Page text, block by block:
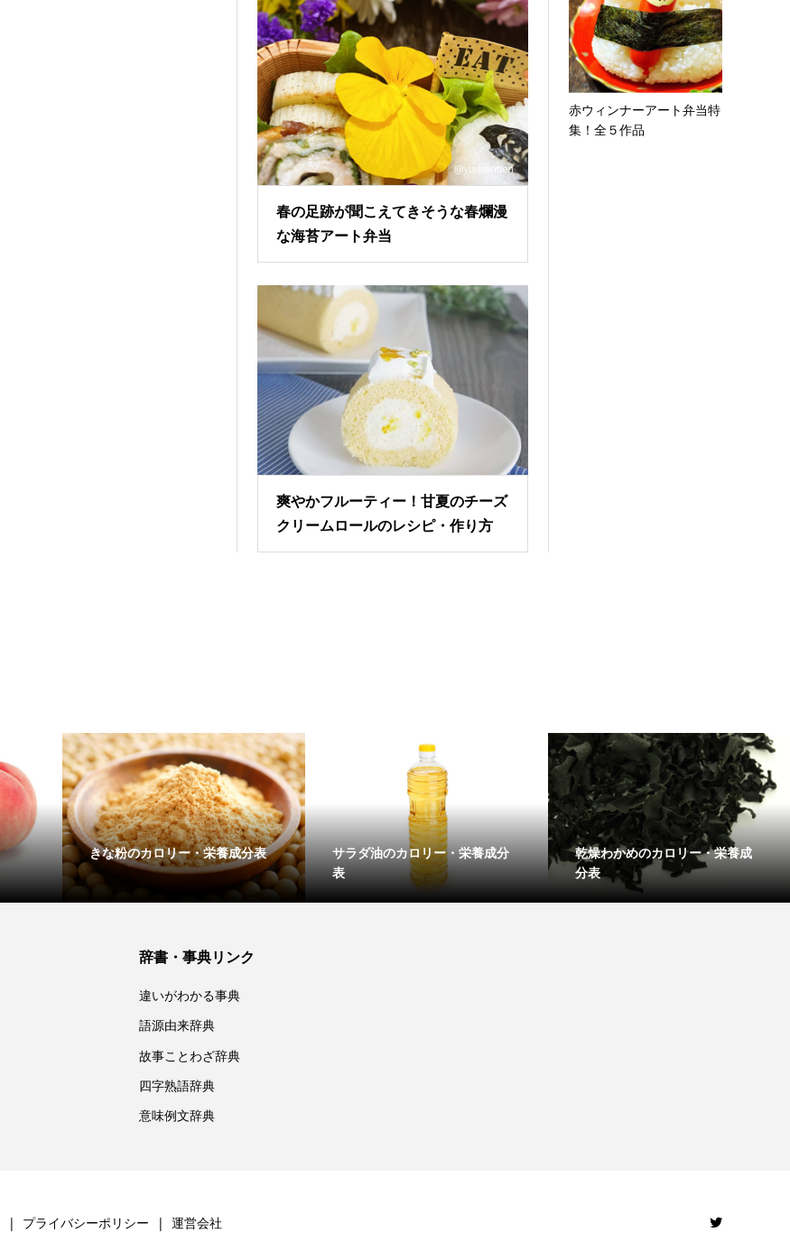
春の足跡が聞こえてきそうな春爛漫
な海苔アート弁当
爽やかフルーティー！甘夏のチーズ
クリームロールのレシピ・作り方
赤ウィンナーアート弁当特
集！全５作品
きな粉のカロリー・栄養成分表
サラダ油のカロリー・栄養成分
表
乾燥わかめのカロリー・栄養成
分表
辞書・事典リンク
違いがわかる事典
語源由来辞典
故事ことわざ辞典
四字熟語辞典
意味例文辞典
プライバシーポリシー 運営会社